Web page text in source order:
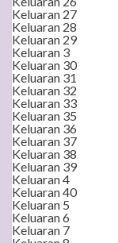
Keluaran 27
Keluaran 28
Keluaran 29
Keluaran 3
Keluaran 30
Keluaran 31
Keluaran 32
Keluaran 33
Keluaran 35
Keluaran 36
Keluaran 37
Keluaran 38
Keluaran 39
Keluaran 4
Keluaran 40
Keluaran 5
Keluaran 6
Keluaran 7